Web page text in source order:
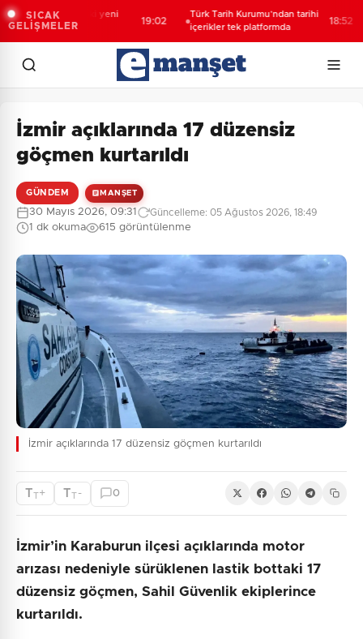
SICAK
GELİŞMELER
barcı filosuna iki yeni
19:02
Türk Tarih Kurumu’ndan tarihi
içerikler tek platformda
18:52
İzmir açıklarında 17 düzensiz
göçmen kurtarıldı
GÜNDEM MANŞET
30 Mayıs 2026, 09:31 Güncelleme: 05 Ağustos 2026, 18:49
1 dk okuma 615 görüntülenme
İzmir açıklarında 17 düzensiz göçmen kurtarıldı
TT+ TT - 0
İzmir’in Karaburun ilçesi açıklarında motor
arızası nedeniyle sürüklenen lastik bottaki 17
düzensiz göçmen, Sahil Güvenlik ekiplerince
kurtarıldı.